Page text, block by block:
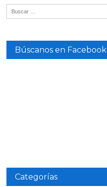
Búscanos en Facebook
Categorías